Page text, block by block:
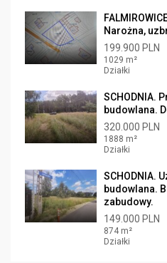
Narożna,
199.900 PLN
1029 m²
Działki
SCHODNIA.
budowlana.
320.000 PLN
1888 m²
Działki
SCHODNIA.
budowlana.
zabudowy.
149.000 PLN
874 m²
Działki